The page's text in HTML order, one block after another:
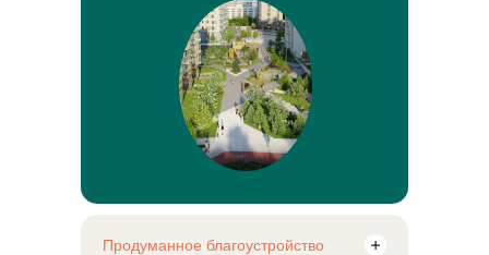
Продуманное благоустройство